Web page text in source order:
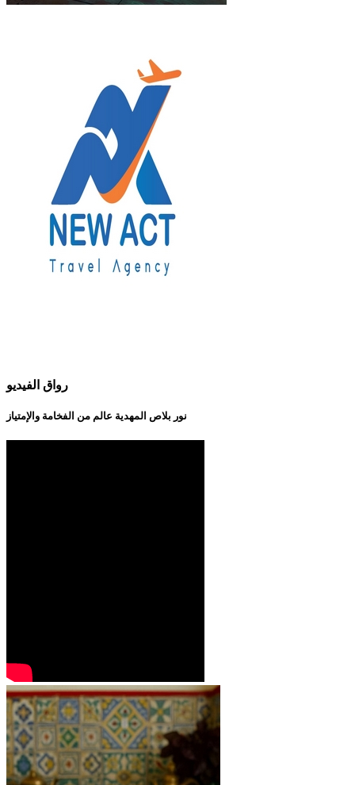
رواق الفيديو
نور بلاص المهدية عالم من الفخامة والإمتياز